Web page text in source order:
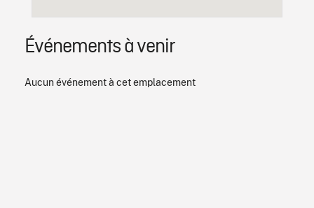
Événements à venir
Aucun événement à cet emplacement